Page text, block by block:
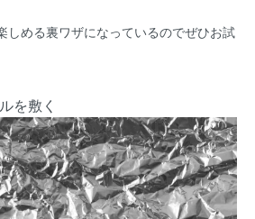
しめる裏ワザになっているのでぜひお試
を敷く